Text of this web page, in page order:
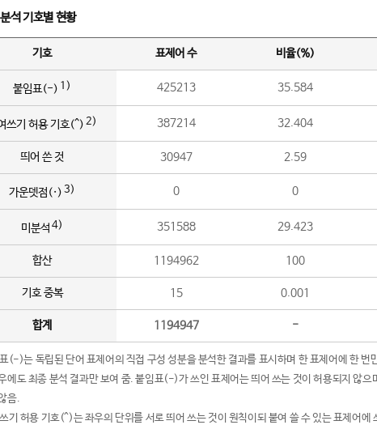
석 기호별 현황
기호 표제어 수 비율(%)
붙임표(-) 1) 425213 35.584
쓰기 허용 기호(^) 2) 387214 32.404
띄어 쓴 것 30947 2.59
가운뎃점(·) 3) 0 0
미분석 4) 351588 29.423
합산 1194962 100
기호 중복 15 0.001
합계 1194947 -
(-)는 독립된 단어 표제어의 직접 구성 성분을 분석한 결과를 표시하며 한 표제어에 한 번
에도 최종 분석 결과만 보여 줌. 붙임표(-)가 쓰인 표제어는 띄어 쓰는 것이 허용되지 않
음.
기 허용 기호(^)는 좌우의 단위를 서로 띄어 쓰는 것이 원칙이되 붙여 쓸 수 있는 표제어에